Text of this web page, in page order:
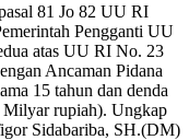
81 Jo 82 UU RI
Pengganti UU
atas UU RI No. 23
Ancaman Pidana
15 tahun dan denda
rupiah). Ungkap
Sidabariba, SH.(DM)